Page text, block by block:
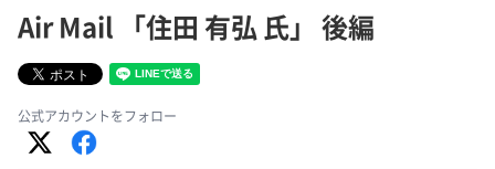
Air Mail 「住田 有弘 氏」 後編
公式アカウントをフォロー